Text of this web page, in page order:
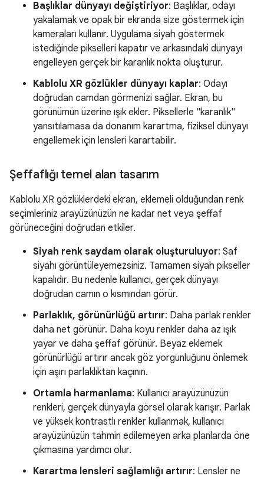
Başlıklar dünyayı değiştiriyor: Başlıklar, odayı
yakalamak ve opak bir ekranda size göstermek için
kameraları kullanır. Uygulama siyah göstermek
istediğinde pikselleri kapatır ve arkasındaki dünyayı
engelleyen gerçek bir karanlık nokta oluşturur.
Kablolu XR gözlükler dünyayı kaplar: Odayı
doğrudan camdan görmenizi sağlar. Ekran, bu
görünümün üzerine ışık ekler. Piksellerle "karanlık"
yansıtılamasa da donanım karartma, fiziksel dünyayı
engellemek için lensleri karartabilir.
Şeffaflığı temel alan tasarım
Kablolu XR gözlüklerdeki ekran, eklemeli olduğundan renk
seçimleriniz arayüzünüzün ne kadar net veya şeffaf
görüneceğini doğrudan etkiler.
Siyah renk saydam olarak oluşturuluyor: Saf
siyahı görüntüleyemezsiniz. Tamamen siyah pikseller
kapalıdır. Bu nedenle kullanıcı, gerçek dünyayı
doğrudan camın o kısmından görür.
Parlaklık, görünürlüğü artırır: Daha parlak renkler
daha net görünür. Daha koyu renkler daha az ışık
yayar ve daha şeffaf görünür. Beyaz eklemek
görünürlüğü artırır ancak göz yorgunluğunu önlemek
için aşırı parlaklıktan kaçının.
Ortamla harmanlama: Kullanıcı arayüzünüzün
renkleri, gerçek dünyayla görsel olarak karışır. Parlak
ve yüksek kontrastlı renkler kullanmak, kullanıcı
arayüzünüzün tahmin edilemeyen arka planlarda öne
çıkmasına yardımcı olur.
Karartma lensleri sağlamlığı artırır: Lensler ne